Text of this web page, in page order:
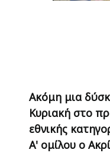
Ακόμη μια
Κυριακή στο
εθνικής
Α' ομίλου ο